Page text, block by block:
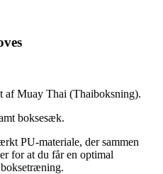
af Muay Thai (Thaiboksning).
boksesæk.
PU-materiale, der sammen
for at du får en optimal